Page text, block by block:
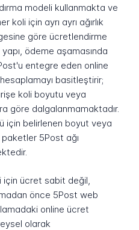
modeli kullanmakta ve
koli için ayrı ayrı ağırlık
göre ücretlendirme
ödeme aşamasında
entegre eden online
basitleştirir;
koli boyutu veya
göre dalgalanmamaktadır.
için belirlenen boyut veya
paketler 5Post ağı
ücret sabit değil,
önce 5Post web
online ücret
olarak